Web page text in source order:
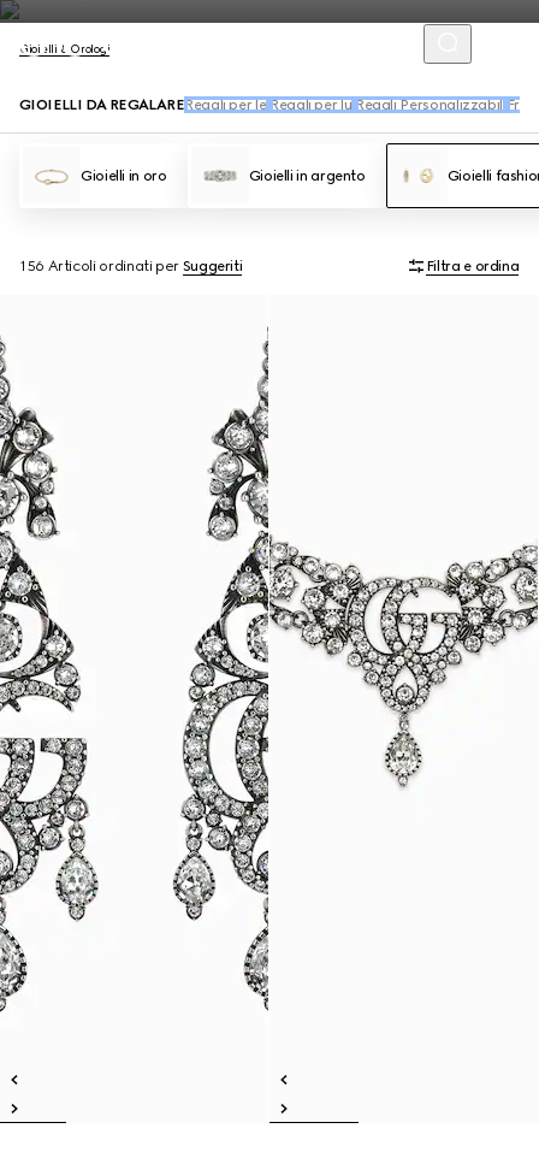
Gioielli & Orologi
GIOIELLI DA REGALARE Regali per lei Regali per lui Regali Personalizzabili
Gioielli in oro Gioielli in argento Gioielli
156 Articoli ordinati per Suggeriti Filtra e ordina